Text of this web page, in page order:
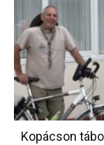
Kopácson